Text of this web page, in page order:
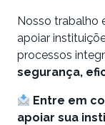
Nosso trabalho
apoiar
processos
segurança,
Entre em
apoiar sua